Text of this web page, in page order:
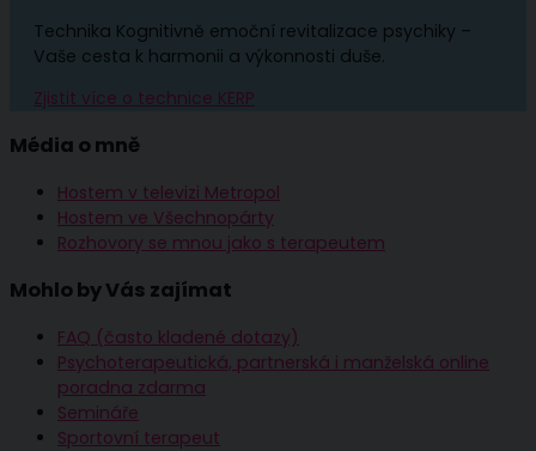
Technika Kognitivně emoční revitalizace psychiky –
Vaše cesta k harmonii a výkonnosti duše.
Zjistit více o technice KERP
Média o mně
Hostem v televizi Metropol
Hostem ve Všechnopárty
Rozhovory se mnou jako s terapeutem
Mohlo by Vás zajímat
FAQ (často kladené dotazy)
Psychoterapeutická, partnerská i manželská online
poradna zdarma
Semináře
Sportovní terapeut